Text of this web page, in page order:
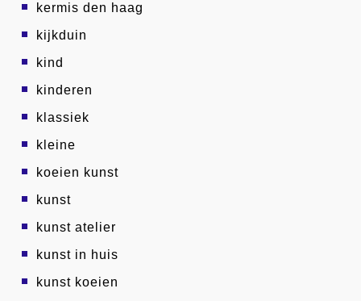
kermis den haag
kijkduin
kind
kinderen
klassiek
kleine
koeien kunst
kunst
kunst atelier
kunst in huis
kunst koeien